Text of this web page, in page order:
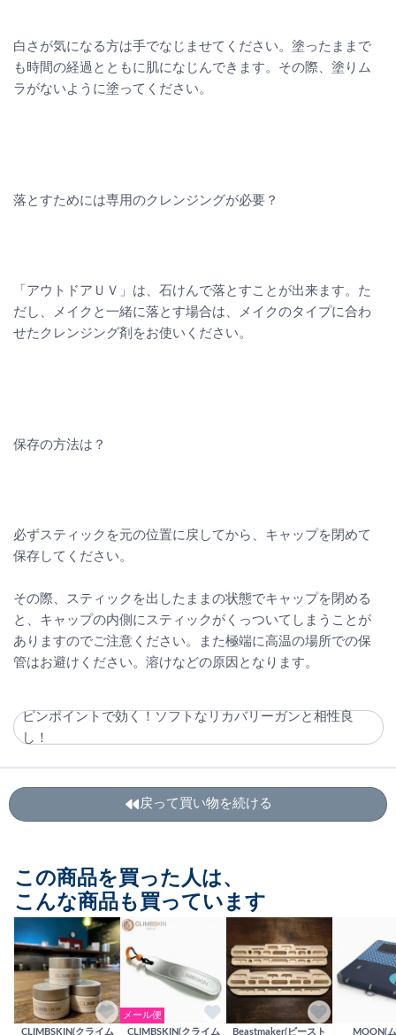
白さが気になる方は手でなじませてください。塗ったままで
も時間の経過とともに肌になじんできます。その際、塗りム
ラがないように塗ってください。
落とすためには専用のクレンジングが必要？
「アウトドアＵＶ」は、石けんで落とすことが出来ます。た
だし、メイクと一緒に落とす場合は、メイクのタイプに合わ
せたクレンジング剤をお使いください。
保存の方法は？
必ずスティックを元の位置に戻してから、キャップを閉めて
保存してください。
その際、スティックを出したままの状態でキャップを閉める
と、キャップの内側にスティックがくっついてしまうことが
ありますのでご注意ください。また極端に高温の場所での保
管はお避けください。溶けなどの原因となります。
ピンポイントで効く！ソフトなリカバリーガンと相性良
し！
戻って買い物を続ける
この商品を買った人は、
こんな商品も買っています
CLIMBSKIN(クライム
メール便
CLIMBSKIN(クライム
Beastmaker(ビースト
MOON(